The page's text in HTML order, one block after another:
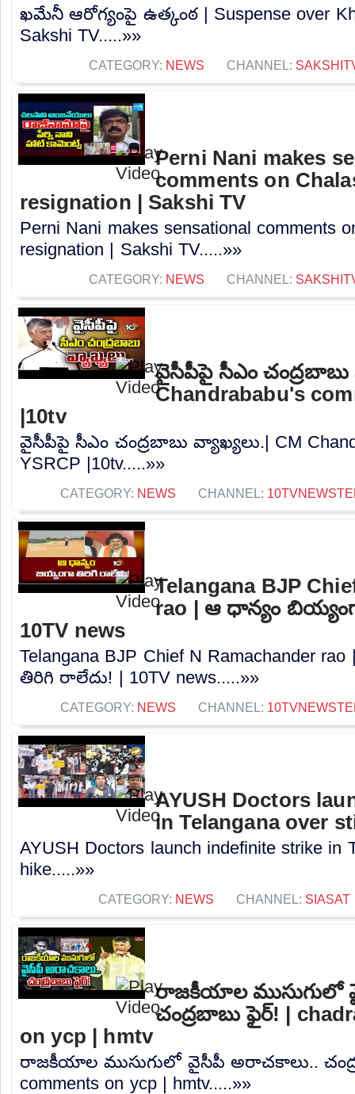
ఖమేనీ ఆరోగ్యంపై ఉత్కంఠ | Suspense over
Sakshi TV.....»»
CATEGORY: NEWS CHANNEL:
Perni Nani makes
comments on
resignation | Sakshi TV
Perni Nani makes sensational comments
resignation | Sakshi TV.....»»
CATEGORY: NEWS CHANNEL:
వైసీపీపై సీఎం చంద్రబాబు
Chandrababu's
|10tv
వైసీపీపై సీఎం చంద్రబాబు వ్యాఖ్యలు.| CM
YSRCP |10tv.....»»
CATEGORY: NEWS CHANNEL:
Telangana BJP
rao | ఆ ధాన్యం
10TV news
Telangana BJP Chief N Ramachander
తిరిగి రాలేదు! | 10TV news.....»»
CATEGORY: NEWS CHANNEL:
AYUSH Doctors
in Telangana over
AYUSH Doctors launch indefinite strike in
hike.....»»
CATEGORY: NEWS CHANNEL: SIASAT
రాజకీయాల ముసుగులో
చంద్రబాబు ఫైర్! |
on ycp | hmtv
రాజకీయాల ముసుగులో వైసీపీ అరాచకాలు..
comments on ycp | hmtv.....»»